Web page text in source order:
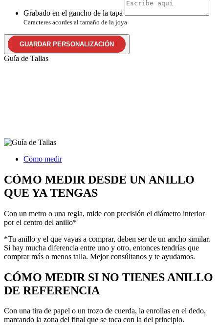
Grabado en el gancho de la tapa
Caracteres acordes al tamaño de la joya
GUARDAR PERSONALIZACIÓN
Guía de Tallas
Cómo medir
CÓMO MEDIR DESDE UN ANILLO
QUE YA TENGAS
Con un metro o una regla, mide con precisión el diámetro interior
por el centro del anillo*
*Tu anillo y el que vayas a comprar, deben ser de un ancho similar.
Si hay mucha diferencia entre uno y otro, entonces tendrías que
comprar más o menos talla. Mejor consúltanos y te ayudamos.
CÓMO MEDIR SI NO TIENES ANILLO
DE REFERENCIA
Con una tira de papel o un trozo de cuerda, la enrollas en el dedo,
marcando la zona del final que se toca con la del principio.